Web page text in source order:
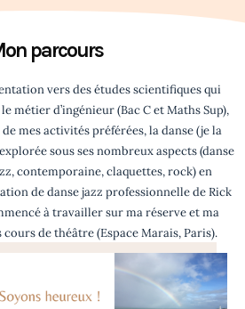
parcours
vers des études scientifiques qui
métier d’ingénieur (Bac C et Maths Sup),
mes activités préférées, la danse (je la
sous ses nombreux aspects (danse
contemporaine, claquettes, rock) en
de danse jazz professionnelle de Rick
à travailler sur ma réserve et ma
de théâtre (Espace Marais, Paris).